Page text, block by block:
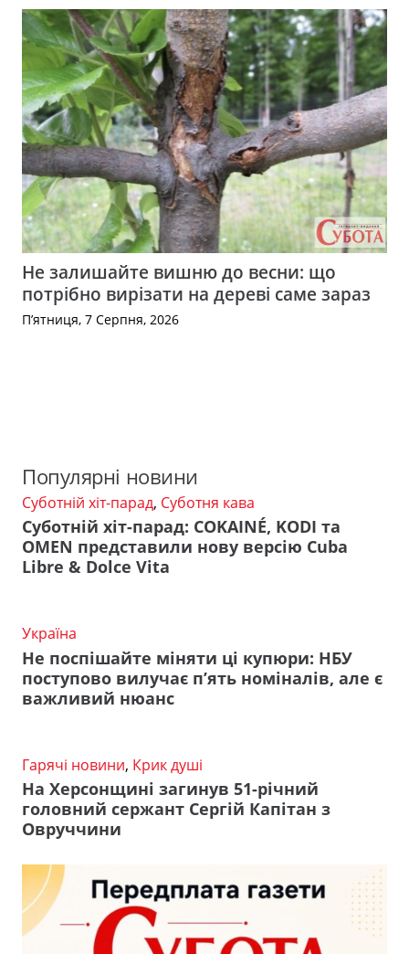
Не залишайте вишню до весни: що
потрібно вирізати на дереві саме зараз
П’ятниця, 7 Серпня, 2026
Популярні новини
Суботній хіт-парад, Суботня кава
Суботній хіт-парад: COKAINÉ, KODI та
OMEN представили нову версію Cuba
Libre & Dolce Vita
Україна
Не поспішайте міняти ці купюри: НБУ
поступово вилучає п’ять номіналів, але є
важливий нюанс
Гарячі новини, Крик душі
На Херсонщині загинув 51-річний
головний сержант Сергій Капітан з
Овруччини